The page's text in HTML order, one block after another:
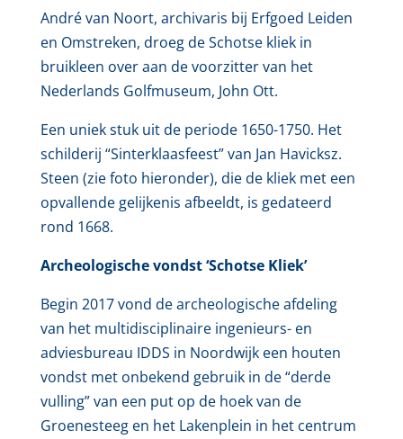
André van Noort, archivaris bij Erfgoed Leiden
en Omstreken, droeg de Schotse kliek in
bruikleen over aan de voorzitter van het
Nederlands Golfmuseum, John Ott.
Een uniek stuk uit de periode 1650-1750. Het
schilderij “Sinterklaasfeest” van Jan Havicksz.
Steen (zie foto hieronder), die de kliek met een
opvallende gelijkenis afbeeldt, is gedateerd
rond 1668.
Archeologische vondst ‘Schotse Kliek’
Begin 2017 vond de archeologische afdeling
van het multidisciplinaire ingenieurs- en
adviesbureau IDDS in Noordwijk een houten
vondst met onbekend gebruik in de “derde
vulling” van een put op de hoek van de
Groenesteeg en het Lakenplein in het centrum